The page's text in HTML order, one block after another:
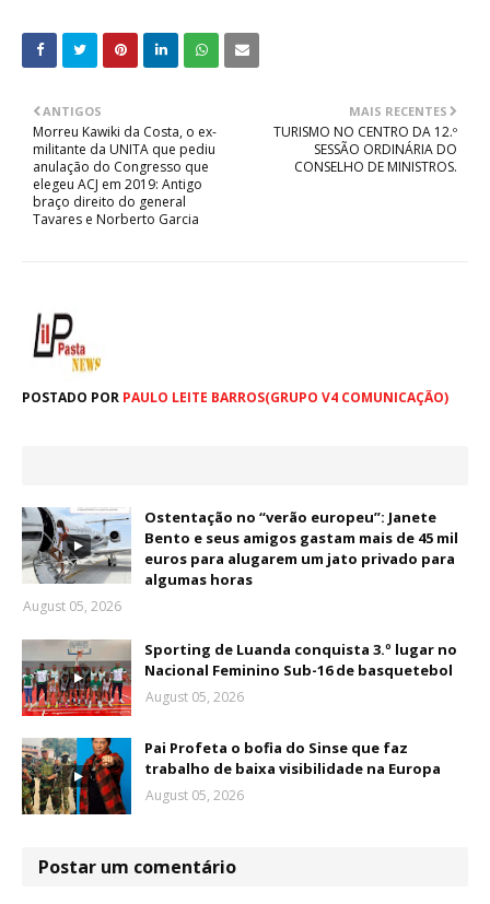
MAIS RECENTES
TURISMO NO CENTRO DA 12.º
SESSÃO ORDINÁRIA DO
CONSELHO DE MINISTROS.
ANTIGOS
Morreu Kawiki da Costa, o ex-
militante da UNITA que pediu
anulação do Congresso que
elegeu ACJ em 2019: Antigo
braço direito do general
Tavares e Norberto Garcia
POSTADO POR PAULO LEITE BARROS(GRUPO V4 COMUNICAÇÃO)
Ostentação no “verão europeu”: Janete
Bento e seus amigos gastam mais de 45 mil
euros para alugarem um jato privado para
algumas horas
August 05, 2026
Sporting de Luanda conquista 3.º lugar no
Nacional Feminino Sub-16 de basquetebol
August 05, 2026
Pai Profeta o bofia do Sinse que faz
trabalho de baixa visibilidade na Europa
August 05, 2026
Postar um comentário